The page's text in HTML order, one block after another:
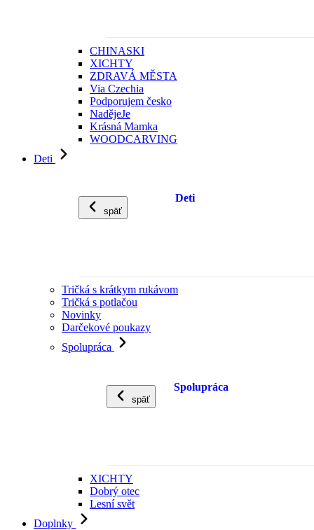
CHINASKI
XICHTY
ZDRAVÁ MĚSTA
Via Czechia
Podporujem česko
NadějeJe
Krásná Mamka
WOODCARVING
Deti
späť
Deti
Tričká s krátkym rukávom
Tričká s potlačou
Novinky
Darčekové poukazy
Spolupráca
späť
Spolupráca
XICHTY
Dobrý otec
Lesní svět
Doplnky